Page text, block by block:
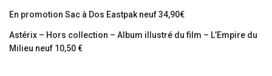
En promotion Sac à Dos Eastpak neuf 34,90€
Astérix – Hors collection – Album illustré du film – L’Empire du
Milieu neuf 10,50 €